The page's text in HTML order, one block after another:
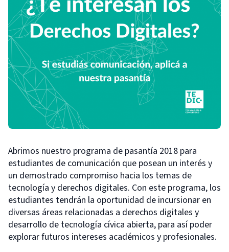
Abrimos nuestro programa de pasantía 2018 para
estudiantes de comunicación que posean un interés y
un demostrado compromiso hacia los temas de
tecnología y derechos digitales. Con este programa, los
estudiantes tendrán la oportunidad de incursionar en
diversas áreas relacionadas a derechos digitales y
desarrollo de tecnología cívica abierta, para así poder
explorar futuros intereses académicos y profesionales.